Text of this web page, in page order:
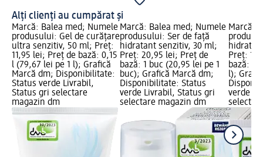
Alți clienți au cumpărat și
Marcă: Balea med; Numele
produsului: Gel de curățare
ultra senzitiv, 50 ml; Preț:
11,95 lei; Preț de bază: 0,15
l (79,67 lei pe 1 l); Grafică
Marcă dm; Disponibilitate:
Status verde Livrabil,
Status gri selectare
magazin dm
Marcă: Balea med; Numele
produsului: Ser de față
hidratant senzitiv, 30 ml;
Preț: 20,95 lei; Preț de
bază: 1 buc (20,95 lei pe 1
buc); Grafică Marcă dm;
Disponibilitate: Status
verde Livrabil, Status gri
selectare magazin dm
Marcă:
Preț:
bază:
l);
verde